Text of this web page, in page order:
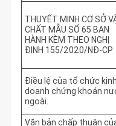
THUYẾT MINH CƠ SỞ
CHẤT MẪU SỐ 65 BAN
HÀNH KÈM THEO NGHỊ
ĐỊNH 155/2020/NĐ-CP
Điều lệ của tổ chức kinh
doanh chứng khoán
ngoài.
Văn bản chấp thuận